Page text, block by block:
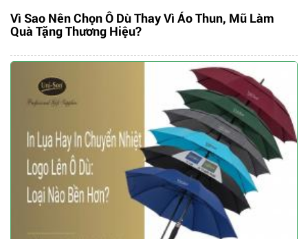
Vì Sao Nên Chọn Ô Dù Thay Vì Áo Thun, Mũ Làm
Quà Tặng Thương Hiệu?